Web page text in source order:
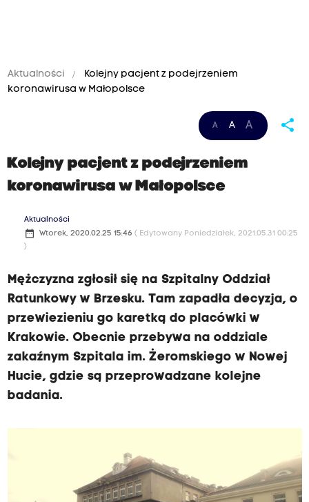
Aktualności
Kolejny pacjent z podejrzeniem
koronawirusa w Małopolsce
A A A share
Kolejny pacjent z podejrzeniem
koronawirusa w Małopolsce
Aktualności
date_range Wtorek, 2020.02.25 15:46 ( Edytowany Poniedziałek, 2021.05.31 00:25
)
Mężczyzna zgłosił się na Szpitalny Oddział
Ratunkowy w Brzesku. Tam zapadła decyzja, o
przewiezieniu go karetką do placówki w
Krakowie. Obecnie przebywa na oddziale
zakaźnym Szpitala im. Żeromskiego w Nowej
Hucie, gdzie są przeprowadzane kolejne
badania.